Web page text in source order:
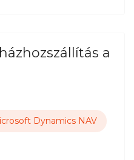
a
Dynamics NAV